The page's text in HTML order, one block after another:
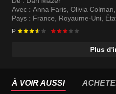
Avec : Anna Faris, Olivia Colman,
Pays : France, Royaume-Uni,
P.
Plus
À VOIR AUSSI